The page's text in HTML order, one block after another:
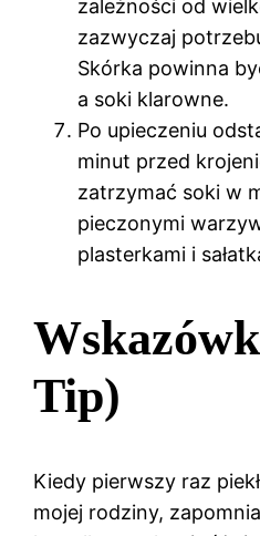
zależności od
zazwyczaj
Skórka powinna
a soki klarowne.
Po upieczeniu
minut przed
zatrzymać soki w
pieczonymi
plasterkami i
Tip)
Kiedy pierwszy raz
mojej rodziny,